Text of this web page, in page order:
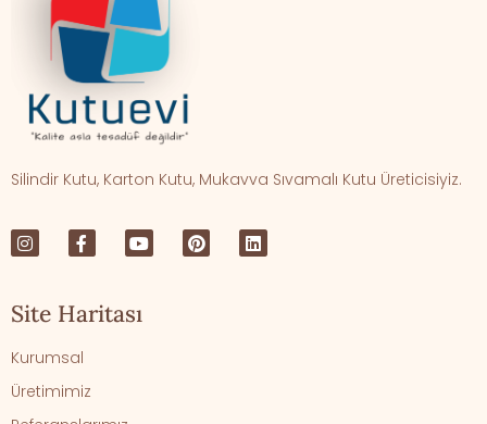
Silindir Kutu, Karton Kutu, Mukavva Sıvamalı Kutu Üreticisiyiz.
Site Haritası
Kurumsal
Üretimimiz